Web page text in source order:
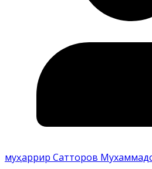
муҳаррир Сатторов